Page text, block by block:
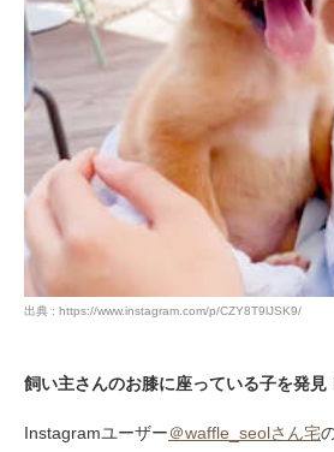
出典 : https://www.instagram.com/p/CZY8T9lJSK9/
飼い主さんのお膝に座っている子を発見
Instagramユーザー＠waffle_seolさん宅